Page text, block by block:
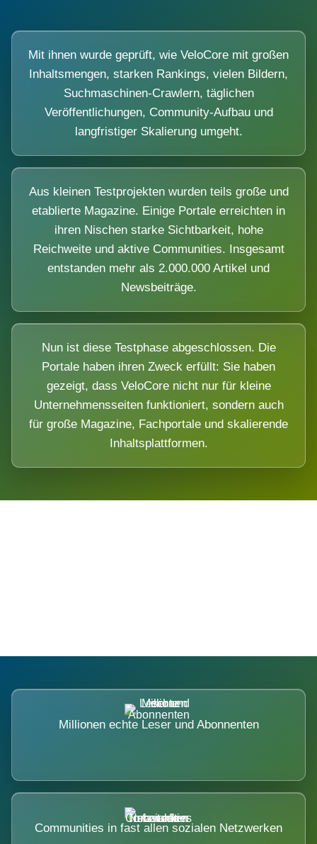
Mit ihnen wurde geprüft, wie VeloCore mit großen
Inhaltsmengen, starken Rankings, vielen Bildern,
Suchmaschinen-Crawlern, täglichen
Veröffentlichungen, Community-Aufbau und
langfristiger Skalierung umgeht.
Aus kleinen Testprojekten wurden teils große und
etablierte Magazine. Einige Portale erreichten in
ihren Nischen starke Sichtbarkeit, hohe
Reichweite und aktive Communities. Insgesamt
entstanden mehr als 2.000.000 Artikel und
Newsbeiträge.
Nun ist diese Testphase abgeschlossen. Die
Portale haben ihren Zweck erfüllt: Sie haben
gezeigt, dass VeloCore nicht nur für kleine
Unternehmensseiten funktioniert, sondern auch
für große Magazine, Fachportale und skalierende
Inhaltsplattformen.
Millionen echte Leser und Abonnenten
Communities in fast allen sozialen Netzwerken